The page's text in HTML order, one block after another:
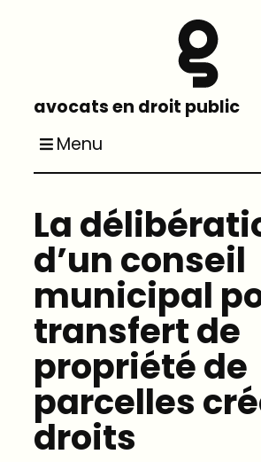
avocats en droit public
Menu
La
d’un conseil
municipal
transfert de
propriété de
parcelles
droits